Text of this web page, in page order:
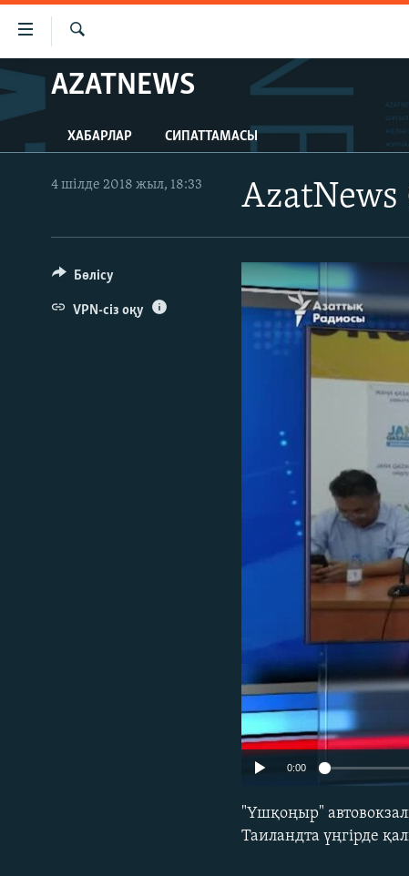
Accessibility
Skip
to
main
content
ЖАҢАЛЫҚТАР
САЯСАТ
AZATTYQTV
ҚАҢТАР ОҚИҒАСЫ
ӘЛЕМ
АРНАЙЫ ЖОБАЛАР
AZATNEWS
ХАБАРЛАР СИПАТТАМАСЫ
AzatNews
4 шілде 2018 жыл, 18:33
0:00
"Үшқоңыр"
Таиландта үңгірде
Бөлісу
VPN-сіз оқу